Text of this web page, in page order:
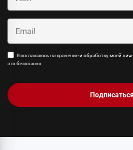
Я соглашаюсь на хранение и обработку моей
это безопасно.
Подписаться